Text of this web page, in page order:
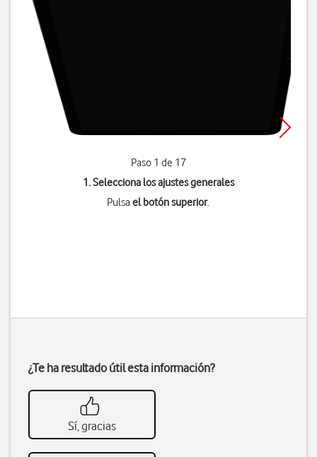
Paso 1 de 17
1. Selecciona los ajustes generales
Pulsael botón superior.
¿Te ha resultado útil esta información?
Sí, gracias